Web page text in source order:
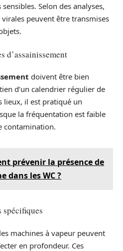
Selon des analyses,
virales peuvent être transmises
d’assainissement
doivent être bien
d’un calendrier régulier de
lieux, il est pratiqué un
la fréquentation est faible
contamination.
prévenir la présence de
dans les WC ?
machines à vapeur peuvent
en profondeur. Ces